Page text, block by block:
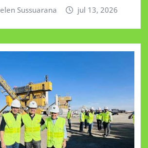
Sussuarana jul 13, 2026